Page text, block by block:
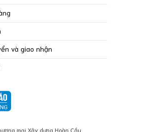
và giao nhận
mại Xây dựng Hoàn Cầu